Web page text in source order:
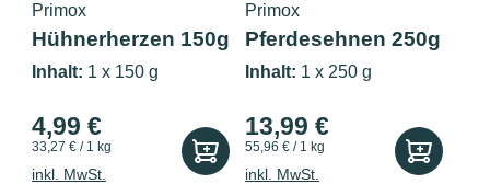
Primox
Hühnerherzen 150g
Inhalt: 1 x 150 g
4,99 €
33,27 € / 1 kg
inkl. MwSt.
Primox
Pferdesehnen 250g
Inhalt: 1 x 250 g
13,99 €
55,96 € / 1 kg
inkl. MwSt.